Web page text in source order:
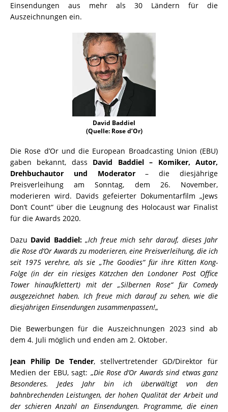
Einsendungen aus mehr als 30 Ländern für die
Auszeichnungen ein.
David Baddiel
(Quelle: Rose d’Or)
Die Rose d’Or und die European Broadcasting Union (EBU)
gaben bekannt, dass David Baddiel – Komiker, Autor,
Drehbuchautor und Moderator– die diesjährige
Preisverleihung am Sonntag, dem 26. November,
moderieren wird. Davids gefeierter Dokumentarfilm „Jews
Don’t Count“ über die Leugnung des Holocaust war Finalist
für die Awards 2020.
Dazu David Baddiel:„Ich freue mich sehr darauf, dieses Jahr
die Rose d’Or Awards zu moderieren, eine Preisverleihung, die ich
seit 1975 verehre, als sie „The Goodies“ für ihre Kitten Kong-
Folge (in der ein riesiges Kätzchen den Londoner Post Office
Tower hinaufklettert) mit der „Silbernen Rose“ für Comedy
ausgezeichnet haben. Ich freue mich darauf zu sehen, wie die
diesjährigen Einsendungen zusammenpassen!„
Die Bewerbungen für die Auszeichnungen 2023 sind ab
dem 4. Juli möglich und enden am 2. Oktober.
Jean Philip De Tender, stellvertretender GD/Direktor für
Medien der EBU, sagt: „Die Rose d’Or Awards sind etwas ganz
Besonderes. Jedes Jahr bin ich überwältigt von den
bahnbrechenden Leistungen, der hohen Qualität der Arbeit und
der schieren Anzahl an Einsendungen. Programme, die einen